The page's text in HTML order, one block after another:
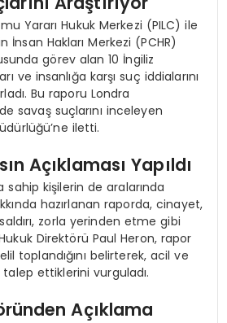
Yararı Hukuk Merkezi (PILC) ile
İnsan Hakları Merkezi (PCHR)
görev alan 10 İngiliz
ve insanlığa karşı suç iddialarını
Bu raporu Londra
savaş suçlarını inceleyen
iletti.
Açıklaması Yapıldı
sahip kişilerin de aralarında
hazırlanan raporda, cinayet,
zorla yerinden etme gibi
Direktörü Paul Heron, rapor
toplandığını belirterek, acil ve
ettiklerini vurguladı.
Açıklama